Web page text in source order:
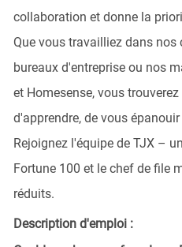
collaboration et donne la
Que vous travailliez dans
bureaux d'entreprise ou nos
et Homesense, vous
d'apprendre, de vous
Rejoignez l'équipe de TJX –
Fortune 100 et le chef de file
réduits.
Description d'emploi :